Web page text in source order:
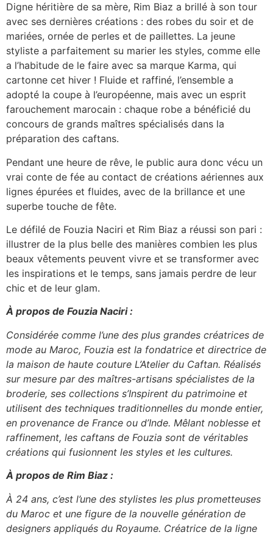
Digne héritière de sa mère, Rim Biaz a brillé à son tour
avec ses dernières créations : des robes du soir et de
mariées, ornée de perles et de paillettes. La jeune
styliste a parfaitement su marier les styles, comme elle
a l’habitude de le faire avec sa marque Karma, qui
cartonne cet hiver ! Fluide et raffiné, l’ensemble a
adopté la coupe à l’européenne, mais avec un esprit
farouchement marocain : chaque robe a bénéficié du
concours de grands maîtres spécialisés dans la
préparation des caftans.
Pendant une heure de rêve, le public aura donc vécu un
vrai conte de fée au contact de créations aériennes aux
lignes épurées et fluides, avec de la brillance et une
superbe touche de fête.
Le défilé de Fouzia Naciri et Rim Biaz a réussi son pari :
illustrer de la plus belle des manières combien les plus
beaux vêtements peuvent vivre et se transformer avec
les inspirations et le temps, sans jamais perdre de leur
chic et de leur glam.
À propos de Fouzia Naciri :
Considérée comme l’une des plus grandes créatrices de
mode au Maroc, Fouzia est la fondatrice et directrice de
la maison de haute couture L’Atelier du Caftan. Réalisés
sur mesure par des maîtres-artisans spécialistes de la
broderie, ses collections s’Inspirent du patrimoine et
utilisent des techniques traditionnelles du monde entier,
en provenance de France ou d’Inde. Mêlant noblesse et
raffinement, les caftans de Fouzia sont de véritables
créations qui fusionnent les styles et les cultures.
À propos de Rim Biaz :
À 24 ans, c’est l’une des stylistes les plus prometteuses
du Maroc et une figure de la nouvelle génération de
designers appliqués du Royaume. Créatrice de la ligne